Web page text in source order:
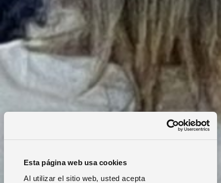
Esta página web usa cookies
Al utilizar el sitio web, usted acepta